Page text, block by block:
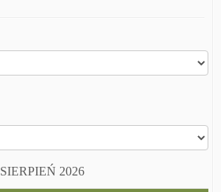
SIERPIEŃ 2026